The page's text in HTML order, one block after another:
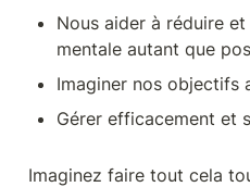
Nous aider à réduire
mentale autant que
Imaginer nos objectifs
Gérer efficacement et
Imaginez faire tout cela